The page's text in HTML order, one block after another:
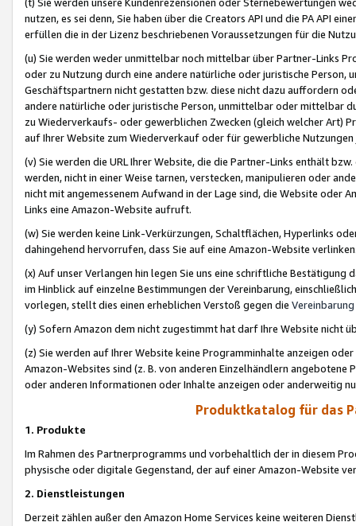
nutzen, es sei denn, Sie haben über die Creators API und die PA API
erfüllen die in der Lizenz beschriebenen Voraussetzungen für die
(u) Sie werden weder unmittelbar noch mittelbar über Partner-Links
oder zu Nutzung durch eine andere natürliche oder juristische
Geschäftspartnern nicht gestatten bzw. diese nicht dazu auffordern
andere natürliche oder juristische Person, unmittelbar oder mittelbar
zu Wiederverkaufs- oder gewerblichen Zwecken (gleich welcher Art)
auf Ihrer Website zum Wiederverkauf oder für gewerbliche
(v) Sie werden die URL Ihrer Website, die die Partner-Links enthält
werden, nicht in einer Weise tarnen, verstecken, manipulieren oder
nicht mit angemessenem Aufwand in der Lage sind, die Website oder
Links eine Amazon-Website aufruft.
(w) Sie werden keine Link-Verkürzungen, Schaltflächen, Hyperlinks
dahingehend hervorrufen, dass Sie auf eine Amazon-Website
(x) Auf unser Verlangen hin legen Sie uns eine schriftliche
im Hinblick auf einzelne Bestimmungen der Vereinbarung,
vorlegen, stellt dies einen erheblichen Verstoß gegen die Vereinbarung
(y) Sofern Amazon dem nicht zugestimmt hat darf Ihre Website nicht
(z) Sie werden auf Ihrer Website keine Programminhalte anzeigen
Amazon-Websites sind (z. B. von anderen Einzelhändlern
oder anderen Informationen oder Inhalte anzeigen oder anderweitig
Produktkatalog für das
1. Produkte
Im Rahmen des Partnerprogramms und vorbehaltlich der in diesem
physische oder digitale Gegenstand, der auf einer Amazon-Website
2. Dienstleistungen
Derzeit zählen außer den Amazon Home Services keine weiteren